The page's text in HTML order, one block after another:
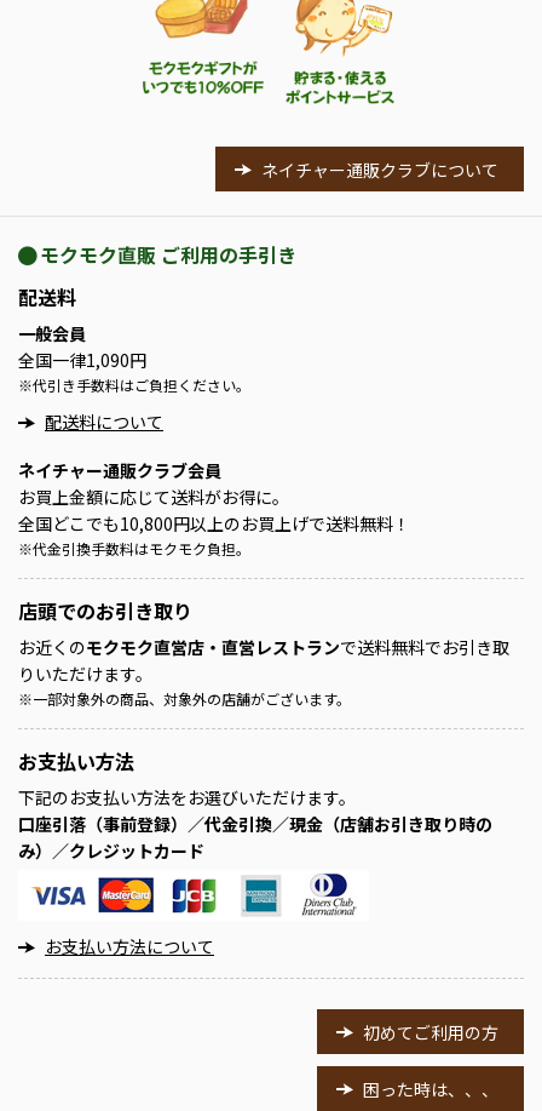
ネイチャー通販クラブについて
モクモク直販 ご利用の手引き
配送料
一般会員
全国一律1,090円
※代引き手数料はご負担ください。
配送料について
ネイチャー通販クラブ会員
お買上金額に応じて送料がお得に。
全国どこでも10,800円以上のお買上げで送料無料！
※代金引換手数料はモクモク負担。
店頭でのお引き取り
お近くのモクモク直営店・直営レストランで送料無料でお引き取
りいただけます。
※一部対象外の商品、対象外の店舗がございます。
お支払い方法
下記のお支払い方法をお選びいただけます。
口座引落（事前登録）／代金引換／現金（店舗お引き取り時の
み）／クレジットカード
お支払い方法について
初めてご利用の方
困った時は、、、